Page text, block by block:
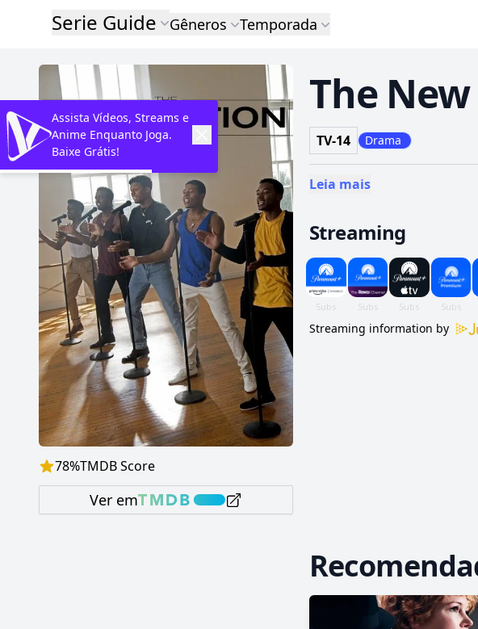
Serie Guide Gêneros Temporada
78%TMDB Score
Ver em
The
TV-14 Drama
Leia mais
Streaming
Streaming information by
Assista Vídeos, Streams e
Anime Enquanto Joga.
Baixe Grátis!